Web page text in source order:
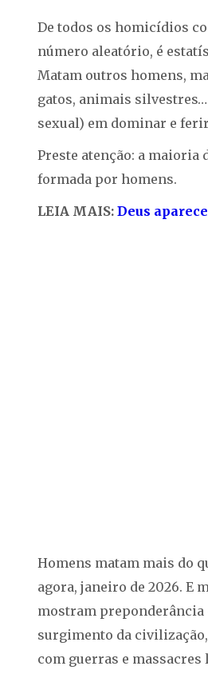
De todos os homicídios
número aleatório, é
Matam outros homens,
gatos, animais
sexual) em dominar e
Preste atenção: a maioria
formada por homens.
LEIA MAIS: Deus
Homens matam mais do
agora, janeiro de 2026. E
mostram preponderância
surgimento da
com guerras e massacres